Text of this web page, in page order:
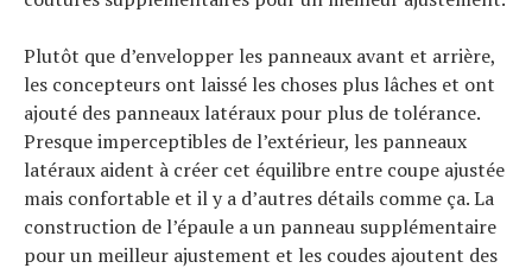
Plutôt que d’envelopper les panneaux avant et arrière,
les concepteurs ont laissé les choses plus lâches et ont
ajouté des panneaux latéraux pour plus de tolérance.
Presque imperceptibles de l’extérieur, les panneaux
latéraux aident à créer cet équilibre entre coupe ajustée
mais confortable et il y a d’autres détails comme ça. La
construction de l’épaule a un panneau supplémentaire
pour un meilleur ajustement et les coudes ajoutent des